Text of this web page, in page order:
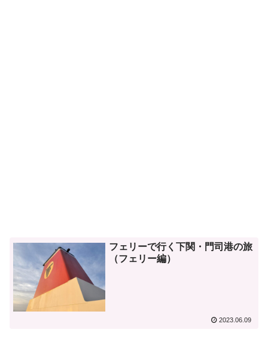
フェリーで行く下関・門司港の旅
（フェリー編）
2023.06.09